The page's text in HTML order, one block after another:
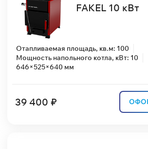
FAKEL 10 кВт
Отапливаемая площадь, кв.м: 100
Мощность напольного котла, кВт: 10
646×525×640 мм
39 400 ₽